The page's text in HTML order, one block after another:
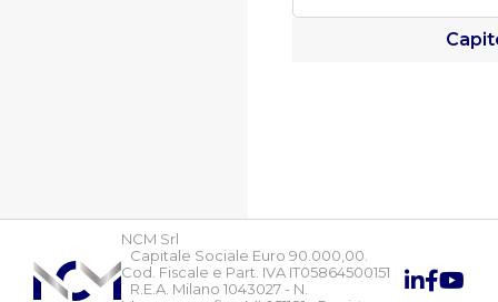
NCM Srl
Capitale Sociale Euro 90.000,00.
Cod. Fiscale e Part. IVA IT05864500151
R.E.A. Milano 1043027 - N.